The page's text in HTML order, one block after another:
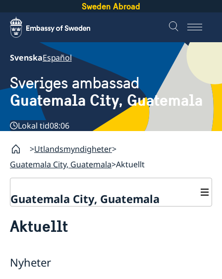
Sweden Abroad
SvenskaEspañol
Sveriges ambassad
Guatemala City, Guatemala
Lokal tid08:06
Utlandsmyndigheter
Guatemala City, Guatemala Aktuellt
Guatemala City, Guatemala
Om oss
Team Sweden
Aktuellt
Aktuellt
Nyheter